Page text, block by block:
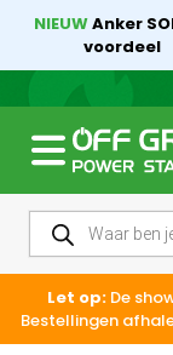
NIEUWAnker
voordeel
Let op: De
Bestellingen